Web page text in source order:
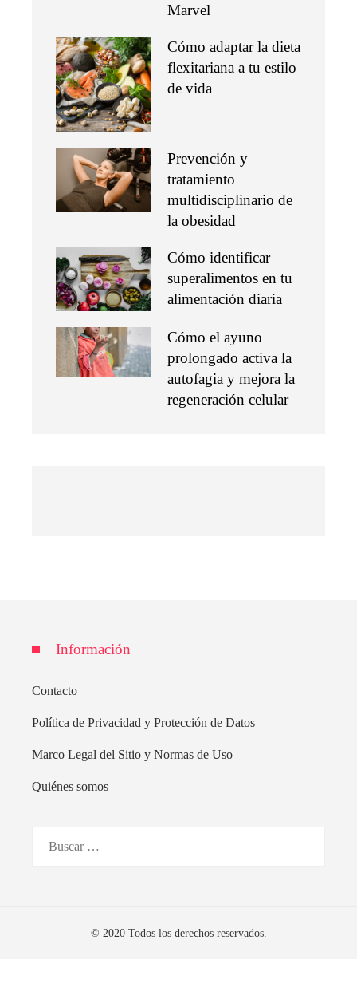
Marvel
Cómo adaptar la dieta
flexitariana a tu estilo
de vida
Prevención y
tratamiento
multidisciplinario de
la obesidad
Cómo identificar
superalimentos en tu
alimentación diaria
Cómo el ayuno
prolongado activa la
autofagia y mejora la
regeneración celular
Información
Contacto
Política de Privacidad y Protección de Datos
Marco Legal del Sitio y Normas de Uso
Quiénes somos
© 2020 Todos los derechos reservados.